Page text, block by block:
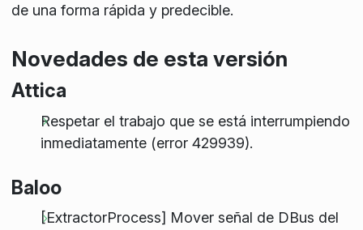
de una forma rápida y predecible.
Novedades de esta versión
Attica
Respetar el trabajo que se está interrumpiendo
inmediatamente (error 429939).
Baloo
[ExtractorProcess] Mover señal de DBus del